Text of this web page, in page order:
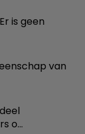
is geen
van
o…